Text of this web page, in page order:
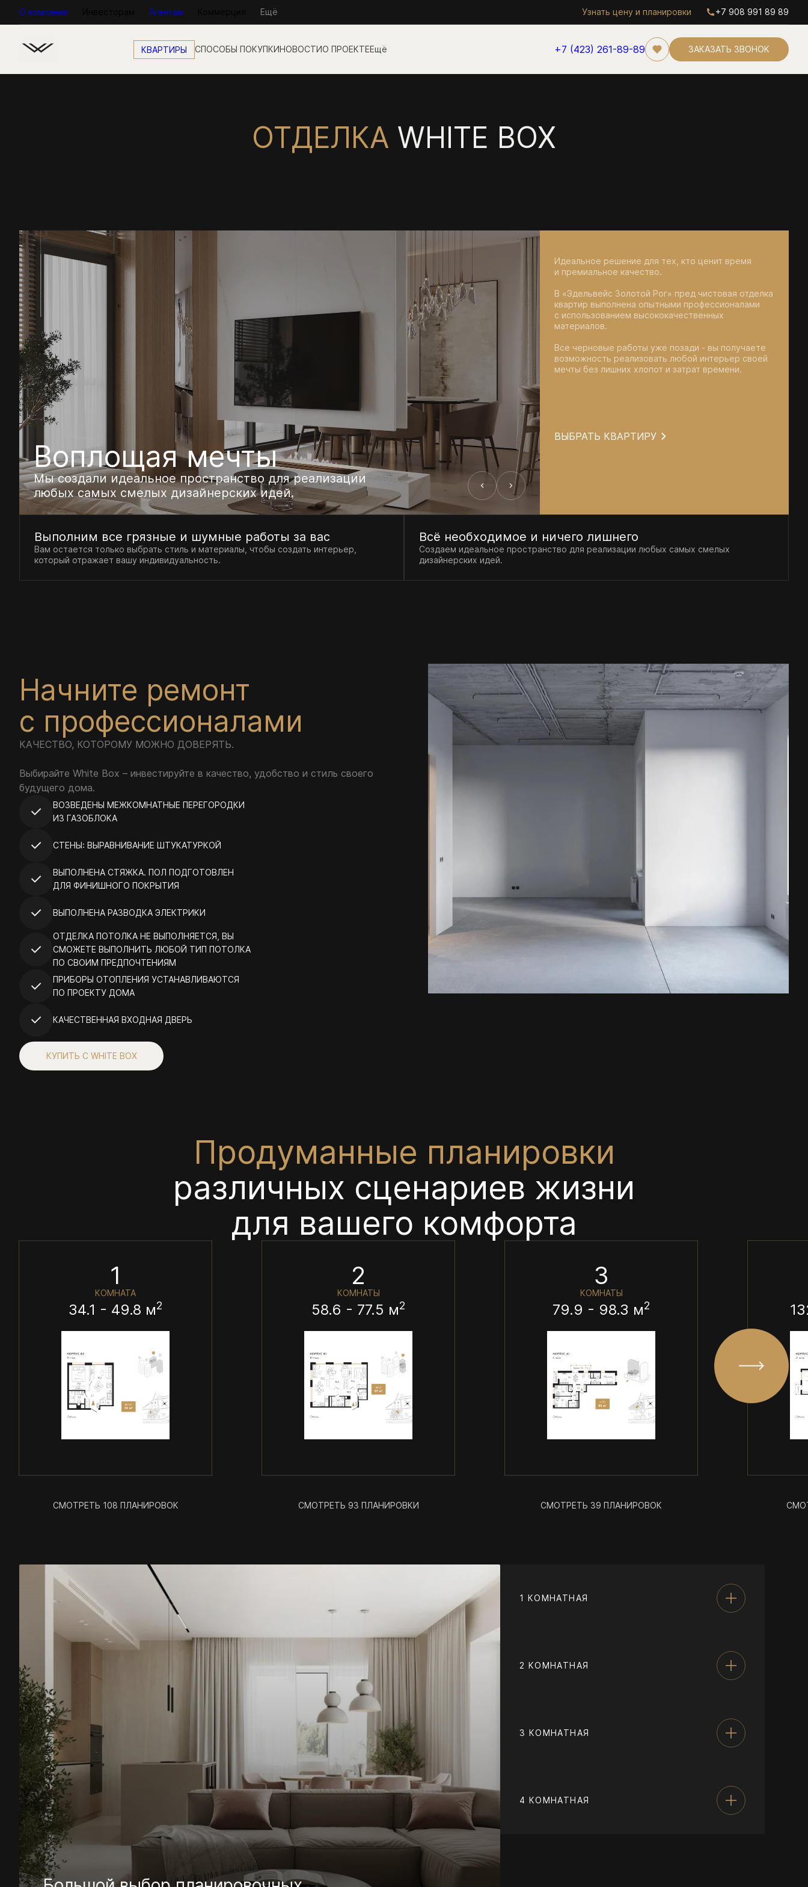
О компании Агентам Ещё Узнать цену и планировки +7 908 991 89 89
КВАРТИРЫ О ПРОЕКТЕЕщё +7 (423) 261-89-89 ЗАКАЗАТЬ ЗВОНОК
ОТДЕЛКА WHITE BOX
Воплощая мечты
Мы создали идеальное пространство для реализации
любых самых смелых дизайнерских идей.
Идеальное решение для тех, кто ценит время
и премиальное качество.
В «Эдельвейс Золотой Рог» пред чистовая отделка
квартир выполнена опытными профессионалами
с использованием высококачественных
материалов.
Все черновые работы уже позади - вы получаете
возможность реализовать любой интерьер своей
мечты без лишних хлопот и затрат времени.
ВЫБРАТЬ КВАРТИРУ
Выполним все грязные и шумные работы за вас
Вам остается только выбрать стиль и материалы, чтобы создать интерьер,
который отражает вашу индивидуальность.
Всё необходимое и ничего лишнего
Создаем идеальное пространство для реализации любых самых смелых
дизайнерских идей.
Начните ремонт
с профессионалами
КАЧЕСТВО, КОТОРОМУ МОЖНО ДОВЕРЯТЬ.
Выбирайте White Box – инвестируйте в качество, удобство и стиль своего
будущего дома.
ВОЗВЕДЕНЫ МЕЖКОМНАТНЫЕ ПЕРЕГОРОДКИ
ИЗ ГАЗОБЛОКА
СТЕНЫ: ВЫРАВНИВАНИЕ ШТУКАТУРКОЙ
ВЫПОЛНЕНА СТЯЖКА. ПОЛ ПОДГОТОВЛЕН
ДЛЯ ФИНИШНОГО ПОКРЫТИЯ
ВЫПОЛНЕНА РАЗВОДКА ЭЛЕКТРИКИ
ОТДЕЛКА ПОТОЛКА НЕ ВЫПОЛНЯЕТСЯ, ВЫ
СМОЖЕТЕ ВЫПОЛНИТЬ ЛЮБОЙ ТИП ПОТОЛКА
ПО СВОИМ ПРЕДПОЧТЕНИЯМ
ПРИБОРЫ ОТОПЛЕНИЯ УСТАНАВЛИВАЮТСЯ
ПО ПРОЕКТУ ДОМА
КАЧЕСТВЕННАЯ ВХОДНАЯ ДВЕРЬ
КУПИТЬ С WHITE BOX
Продуманные планировки
различных сценариев жизни
для вашего комфорта
1
КОМНАТА
34.1 - 49.8 м2
СМОТРЕТЬ 108 ПЛАНИРОВОК
2
КОМНАТЫ
58.6 - 77.5 м2
СМОТРЕТЬ 93 ПЛАНИРОВКИ
3
КОМНАТЫ
79.9 - 98.3 м2
СМОТРЕТЬ 39 ПЛАНИРОВОК
1 КОМНАТНАЯ
2 КОМНАТНАЯ
3 КОМНАТНАЯ
4 КОМНАТНАЯ